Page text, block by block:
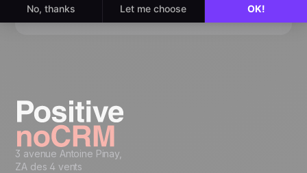
3 avenue Antoine Pinay,
ZA des 4 vents